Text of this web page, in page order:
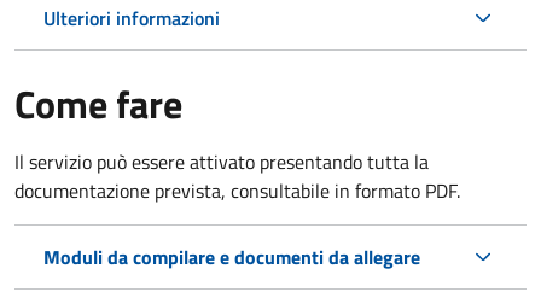
Ulteriori informazioni
Come fare
Il servizio può essere attivato presentando tutta la
documentazione prevista, consultabile in formato PDF.
Moduli da compilare e documenti da allegare